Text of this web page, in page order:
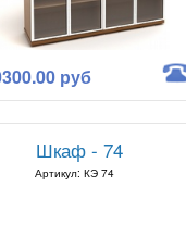
руб
Шкаф - 74
Артикул: КЭ 74